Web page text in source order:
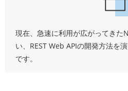
現在、急速に利用が広がってき
い、REST Web APIの開発方法を
です。